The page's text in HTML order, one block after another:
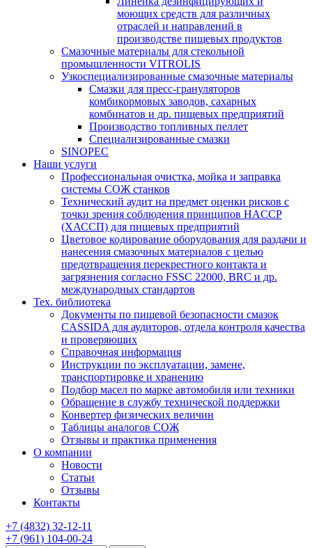
моющих средств для различных
отраслей и направлений в
производстве пищевых продуктов
Смазочные материалы для стекольной
промышленности VITROLIS
Узкоспециализированные смазочные материалы
Смазки для пресс-грануляторов
комбикормовых заводов, сахарных
комбинатов и др. пищевых предприятий
Производство топливных пеллет
Специализированные смазки
SINOPEC
Наши услуги
Профессиональная очистка, мойка и заправка
системы СОЖ станков
Технический аудит на предмет оценки рисков с
точки зрения соблюдения принципов HACCP
(ХАССП) для пищевых предприятий
Цветовое кодирование оборудования для раздачи и
нанесения смазочных материалов с целью
предотвращения перекрестного контакта и
загрязнения согласно FSSC 22000, BRC и др.
международных стандартов
Тех. библиотека
Документы по пищевой безопасности смазок
CASSIDA для аудиторов, отдела контроля качества
и проверяющих
Справочная информация
Инструкции по эксплуатации, замене,
транспортировке и хранению
Подбор масел по марке автомобиля или техники
Обращение в службу технической поддержки
Конвертер физических величин
Таблицы аналогов СОЖ
Отзывы и практика применения
О компании
Новости
Статьи
Отзывы
Контакты
+7 (4832) 32-12-11
+7 (961) 104-00-24